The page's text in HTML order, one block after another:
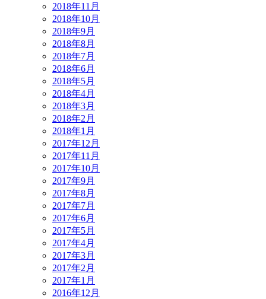
2018年11月
2018年10月
2018年9月
2018年8月
2018年7月
2018年6月
2018年5月
2018年4月
2018年3月
2018年2月
2018年1月
2017年12月
2017年11月
2017年10月
2017年9月
2017年8月
2017年7月
2017年6月
2017年5月
2017年4月
2017年3月
2017年2月
2017年1月
2016年12月